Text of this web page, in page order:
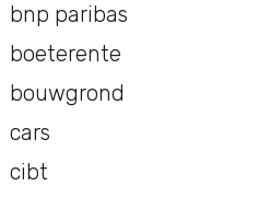
bnp paribas
boeterente
bouwgrond
cars
cibt